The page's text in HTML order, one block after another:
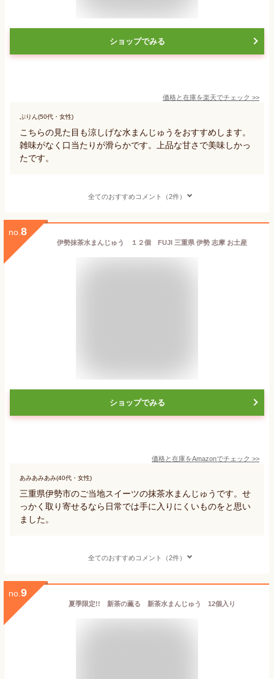
ショップでみる
価格と在庫を楽天でチェック >>
ぷりん(50代・女性)
こちらの見た目も涼しげな水まんじゅうをおすすめします。
雑味がなく口当たりが滑らかです。上品な甘さで美味しかっ
たです。
全てのおすすめコメント（2件）
no. 8
伊勢抹茶水まんじゅう １２個 FUJI 三重県 伊勢 志摩 お土産
ショップでみる
価格と在庫をAmazonでチェック >>
あみあみあみ(40代・女性)
三重県伊勢市のご当地スイーツの抹茶水まんじゅうです。せ
っかく取り寄せるなら日常では手に入りにくいものをと思い
ました。
全てのおすすめコメント（2件）
no. 9
夏季限定!! 新茶の薫る 新茶水まんじゅう 12個入り